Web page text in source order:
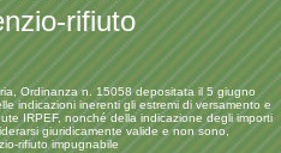
rifiuto
Ordinanza n. 15058 depositata il 5 giugno
indicazioni inerenti gli estremi di versamento e
IRPEF, nonché della indicazione degli importi
giuridicamente valide e non sono,
rifiuto impugnabile